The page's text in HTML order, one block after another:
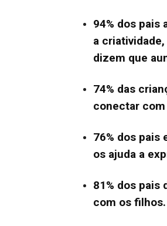
94% dos pais
a
dizem que
74% das
conectar
76% dos pais
os ajuda a
81% dos pais
com os filhos.